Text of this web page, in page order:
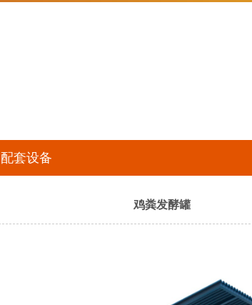
配套设备
鸡粪发酵罐